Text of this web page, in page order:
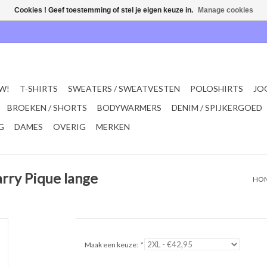
T-SHIRTS SWEATERS / SWEATVESTEN POLOSHIRTS
BROEKEN / SHORTS
BODYWARMERS
DENIM / SPIJKERGOED
DAMES OVERIG MERKEN
Pique lange
Maak een keuze: *
Cookies ! Geef toestemming of stel je eigen keuze in. Manage cookies